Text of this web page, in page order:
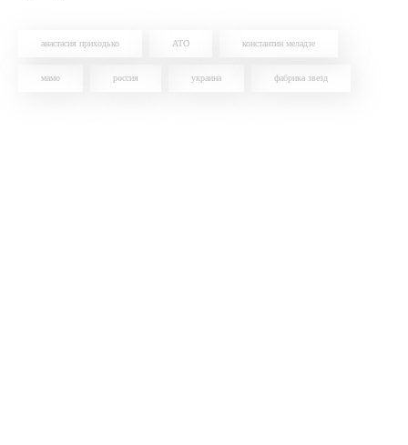
анастасия приходько АТО константин меладзе
мамо россия украина фабрика звезд